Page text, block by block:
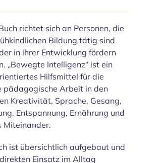
richtet sich an Personen, die
Bildung tätig sind
in ihrer Entwicklung fördern
„Bewegte Intelligenz“ ist ein
Hilfsmittel für die
pädagogische Arbeit in den
Kreativität, Sprache, Gesang,
Entspannung, Ernährung und
Miteinander.
ist übersichtlich aufgebaut und
Einsatz im Alltag